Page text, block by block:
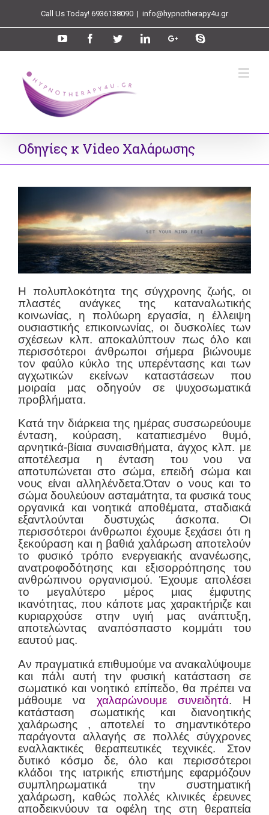
Call Us Today! 6936138090 | info@hypnotherapy4u.gr
Οδηγίες κ Video Χαλάρωσης
Η πολυπλοκότητα της σύγχρονης ζωής, οι
πλαστές ανάγκες της καταναλωτικής
κοινωνίας, η πολύωρη εργασία, η έλλειψη
ουσιαστικής επικοινωνίας, οι δυσκολίες των
σχέσεων κλπ. αποκαλύπτουν πως όλο και
περισσότεροι άνθρωποι σήμερα βιώνουμε
τον φαύλο κύκλο της υπερέντασης και των
αγχωτικών εκείνων καταστάσεων που
μοιραία μας οδηγούν σε ψυχοσωματικά
προβλήματα.
Κατά την διάρκεια της ημέρας συσσωρεύουμε
ένταση, κούραση, καταπιεσμένο θυμό,
αρνητικά-βίαια συναισθήματα, άγχος κλπ. με
αποτέλεσμα η ένταση του νου να
αποτυπώνεται στο σώμα, επειδή σώμα και
νους είναι αλληλένδετα.Όταν ο νους και το
σώμα δουλεύουν ασταμάτητα, τα φυσικά τους
οργανικά και νοητικά αποθέματα, σταδιακά
εξαντλούνται δυστυχώς άσκοπα. Οι
περισσότεροι άνθρωποι έχουμε ξεχάσει ότι η
ξεκούραση και η βαθιά χαλάρωση αποτελούν
το φυσικό τρόπο ενεργειακής ανανέωσης,
ανατροφοδότησης και εξισορρόπησης του
ανθρώπινου οργανισμού. Έχουμε απολέσει
το μεγαλύτερο μέρος μιας έμφυτης
ικανότητας, που κάποτε μας χαρακτήριζε και
κυριαρχούσε στην υγιή μας ανάπτυξη,
αποτελώντας αναπόσπαστο κομμάτι του
εαυτού μας.
Αν πραγματικά επιθυμούμε να ανακαλύψουμε
και πάλι αυτή την φυσική κατάσταση σε
σωματικό και νοητικό επίπεδο, θα πρέπει να
μάθουμε να χαλαρώνουμε συνειδητά. Η
κατάσταση σωματικής και διανοητικής
χαλάρωσης , αποτελεί το σημαντικότερο
παράγοντα αλλαγής σε πολλές σύγχρονες
εναλλακτικές θεραπευτικές τεχνικές. Στον
δυτικό κόσμο δε, όλο και περισσότεροι
κλάδοι της ιατρικής επιστήμης εφαρμόζουν
συμπληρωματικά την συστηματική
χαλάρωση, καθώς πολλές κλινικές έρευνες
αποδεικνύουν τα οφέλη της στη θεραπεία